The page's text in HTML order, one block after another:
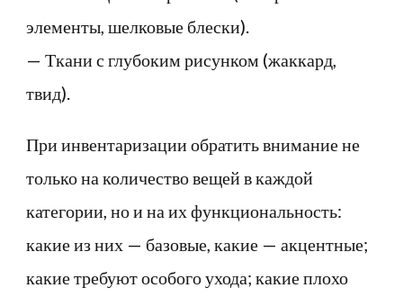
элементы, шелковые блески).
— Ткани с глубоким рисунком (жаккард,
твид).
При инвентаризации обратить внимание не
только на количество вещей в каждой
категории, но и на их функциональность:
какие из них — базовые, какие — акцентные;
какие требуют особого ухода; какие плохо